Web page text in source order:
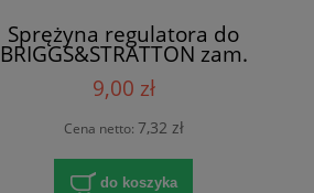
Sprężyna regulatora do
BRIGGS&STRATTON zam.
692211
9,00 zł
Cena netto: 7,32 zł
do koszyka